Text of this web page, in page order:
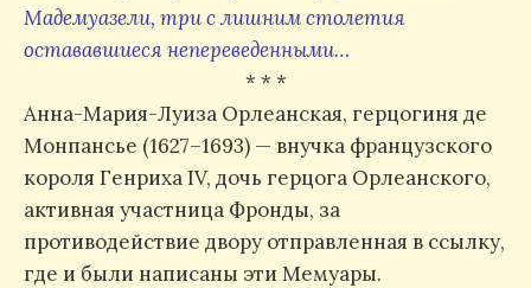
Мадемуазели, три с лишним столетия
остававшиеся непереведенными…
* * *
Анна-Мария-Луиза Орлеанская, герцогиня де
Монпансье (1627–1693) — внучка французского
короля Генриха IV, дочь герцога Орлеанского,
активная участница Фронды, за
противодействие двору отправленная в ссылку,
где и были написаны эти Мемуары.